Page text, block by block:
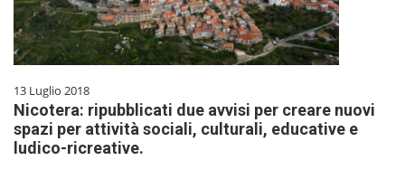
13 Luglio 2018
Nicotera: ripubblicati due avvisi per creare nuovi
spazi per attività sociali, culturali, educative e
ludico-ricreative.